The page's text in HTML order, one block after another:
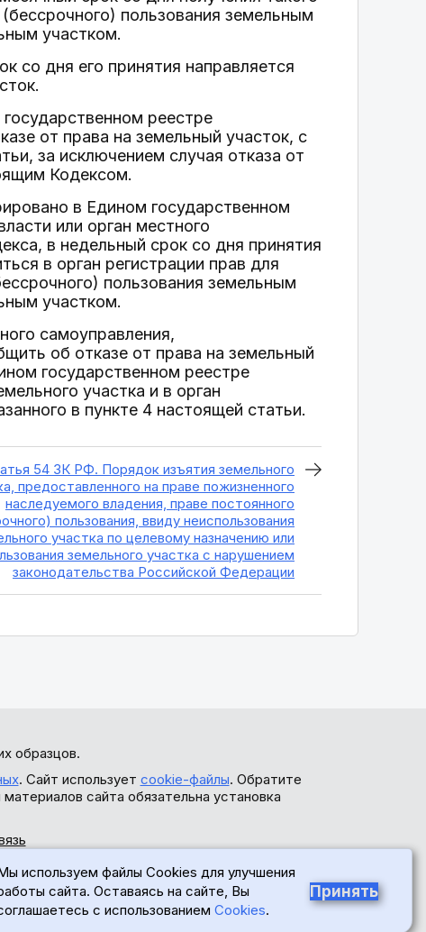
пользования земельным
участком.
со дня его принятия направляется
реестре
от права на земельный участок, с
за исключением случая отказа от
Кодексом.
в Едином государственном
или орган местного
в недельный срок со дня принятия
в орган регистрации прав для
пользования земельным
участком.
самоуправления,
об отказе от права на земельный
государственном реестре
участка и в орган
в пункте 4 настоящей статьи.
54 ЗК РФ. Порядок изъятия земельного
предоставленного на праве пожизненного
наследуемого владения, праве постоянного
пользования, ввиду неиспользования
участка по целевому назначению или
земельного участка с нарушением
законодательства Российской Федерации
образцов.
. Сайт использует cookie-файлы. Обратите
сайта обязательна установка
используем файлы Cookies для улучшения
сайта. Оставаясь на сайте, Вы
с использованием Cookies.
Принять